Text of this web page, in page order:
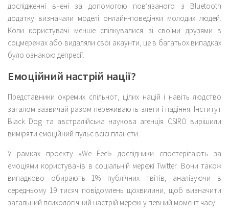
дослідженні вчені за допомогою пов’язаного з Bluetooth
додатку визначали моделі онлайн-поведінки молодих людей.
Коли користувачі менше спілкувалися зі своїми друзями в
соцмережах або видаляли свої акаунти, це в багатьох випадках
було ознакою депресії.
Емоційний настрій нації?
Представники окремих спільнот, цілих націй і навіть людство
загалом зазвичай разом переживають злети і падіння. Інститут
Black Dog та австралійська наукова агенція CSIRO вирішили
виміряти емоційний пульс всієї планети.
У рамках проекту «We Feel» дослідники спостерігають за
емоціями користувачів в соціальній мережі Twitter. Вони також
випадково обирають 1% публічних твітів, аналізуючи в
середньому 19 тисяч повідомлень щохвилини, щоб визначити
загальний психологічний настрій мережі у певний момент часу.